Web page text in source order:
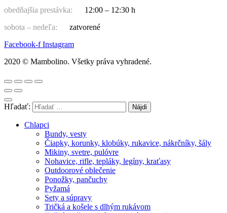
obedňajšia prestávka:
12:00 – 12:30 h
sobota – nedeľa:
zatvorené
Facebook-f Instagram
2020 © Mambolino. Všetky práva vyhradené.
Hľadať:
Chlapci
Bundy, vesty
Čiapky, korunky, klobúky, rukavice, nákrčníky, šály
Mikiny, svetre, pulóvre
Nohavice, rifle, tepláky, legíny, kraťasy
Outdoorové oblečenie
Ponožky, pančuchy
Pyžamá
Sety a súpravy
Tričká a košele s dlhým rukávom